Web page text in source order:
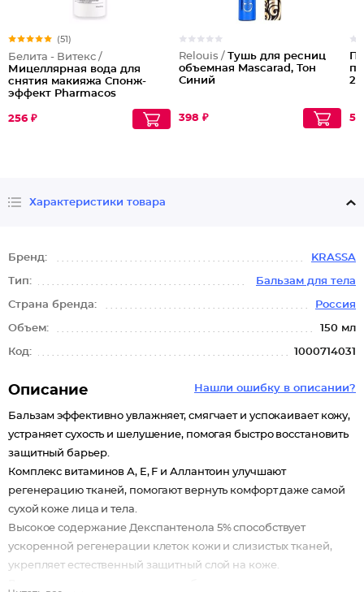
(51)
Белита - Витекс /
Мицеллярная вода для
снятия макияжа Спонж-
эффект Pharmacos
256 ₽
Relouis / Тушь для ресниц
объемная Mascarad, Тон
Синий
398 ₽
Характеристики товара
Бренд: KRASSA
Тип: Бальзам для тела
Страна бренда: Россия
Объем: 150 мл
Код: 1000714031
Нашли ошибку в описании?
Описание
Бальзам эффективно увлажняет, смягчает и успокаивает кожу,
устраняет сухость и шелушение, помогая быстро восстановить
защитный барьер.
Комплекс витаминов А, E, F и Аллантоин улучшают
регенерацию тканей, помогают вернуть комфорт даже самой
сухой коже лица и тела.
Высокое содержание Декспантенола 5% способствует
ускоренной регенерации клеток кожи и слизистых тканей,
укрепляет естественный защитный слой на коже.